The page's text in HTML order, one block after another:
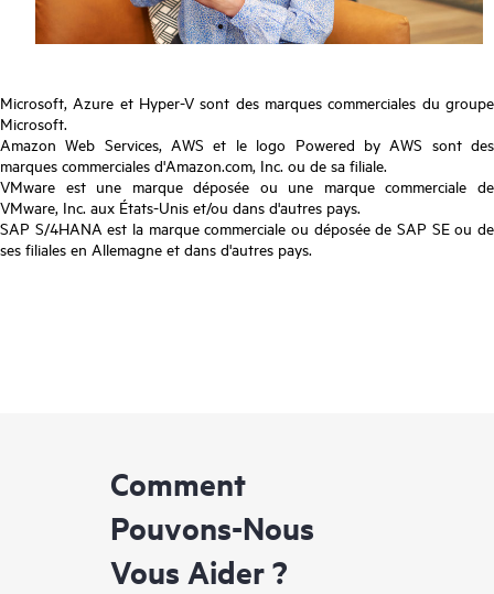
Microsoft, Azure et Hyper-V sont des marques commerciales du groupe
Microsoft.
Amazon Web Services, AWS et le logo Powered by AWS sont des
marques commerciales d'Amazon.com, Inc. ou de sa filiale.
VMware est une marque déposée ou une marque commerciale de
VMware, Inc. aux États-Unis et/ou dans d'autres pays.
SAP S/4HANA est la marque commerciale ou déposée de SAP SE ou de
ses filiales en Allemagne et dans d'autres pays.
Comment
Pouvons-Nous
Vous Aider ?